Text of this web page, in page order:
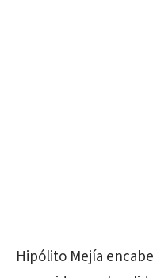
Hipólito Mejía